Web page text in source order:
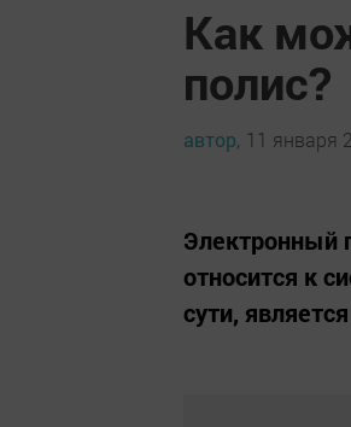
Как
полис?
автор, 11 января
Электронный
относится к
сути,